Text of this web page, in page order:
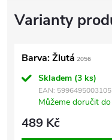
Barva: Žlutá 2056
Skladem (3 ks)
EAN: 5996495003105
Můžeme doručit do
489 Kč